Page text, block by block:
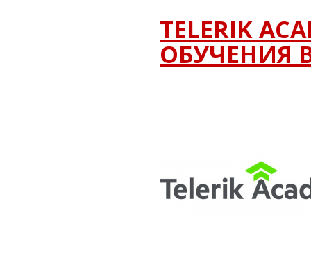
TELERIK
ОБУЧЕНИЯ